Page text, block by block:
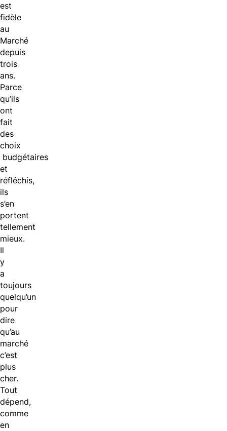
est
fidèle
au
Marché
depuis
trois
ans.
Parce
qu’ils
ont
fait
des
choix
budgétaires
et
réfléchis,
ils
s’en
portent
tellement
mieux.
Il
y
a
toujours
quelqu’un
pour
dire
qu’au
marché
c’est
plus
cher.
Tout
dépend,
comme
en